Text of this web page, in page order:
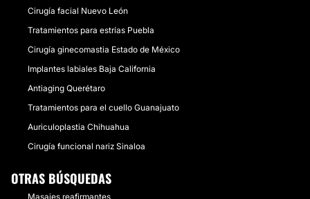
Cirugía facial Nuevo León
Tratamientos para estrías Puebla
Cirugía ginecomastia Estado de México
Implantes labiales Baja California
Antiaging Querétaro
Tratamientos para el cuello Guanajuato
Auriculoplastia Chihuahua
Cirugía funcional nariz Sinaloa
OTRAS BÚSQUEDAS
Masajes reafirmantes